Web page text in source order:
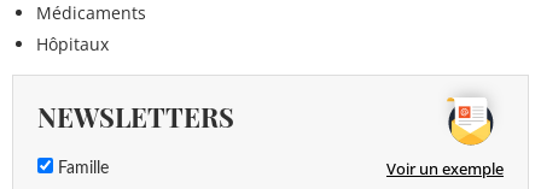
Médicaments
Hôpitaux
NEWSLETTERS
Famille Voir un exemple